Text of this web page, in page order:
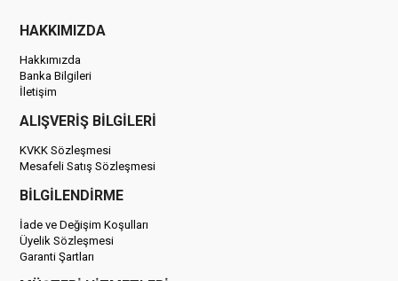
HAKKIMIZDA
Hakkımızda
Banka Bilgileri
İletişim
ALIŞVERİŞ BİLGİLERİ
KVKK Sözleşmesi
Mesafeli Satış Sözleşmesi
BİLGİLENDİRME
İade ve Değişim Koşulları
Üyelik Sözleşmesi
Garanti Şartları